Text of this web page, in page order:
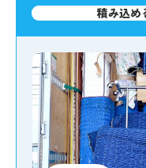
積み込め